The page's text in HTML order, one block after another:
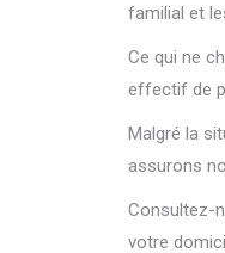
familial et
Ce qui ne
effectif de
Malgré la
assurons
Consultez-
votre